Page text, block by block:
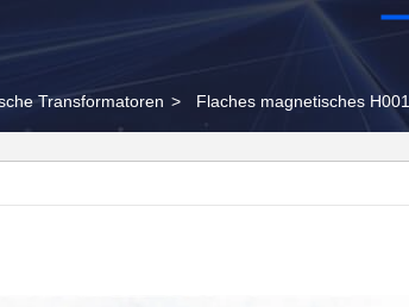
Transformatoren > Flaches magnetisches